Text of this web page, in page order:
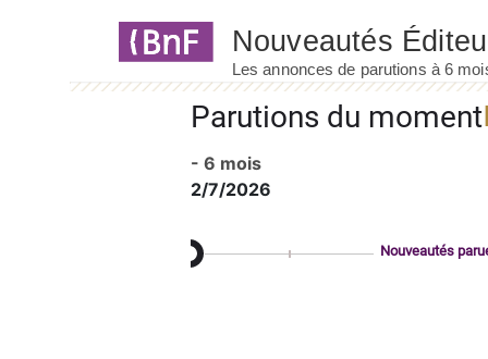
Parutions du moment
- 6 mois
2/7/2026
Nouveautés